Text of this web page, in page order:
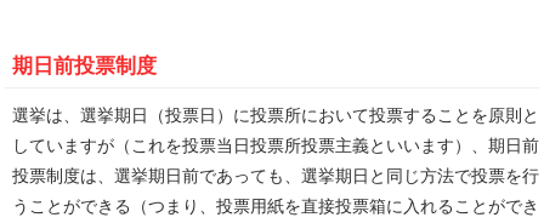
期日前投票制度
選挙は、選挙期日（投票日）に投票所において投票することを原則と
していますが（これを投票当日投票所投票主義といいます）、期日前
投票制度は、選挙期日前であっても、選挙期日と同じ方法で投票を行
うことができる（つまり、投票用紙を直接投票箱に入れることができ